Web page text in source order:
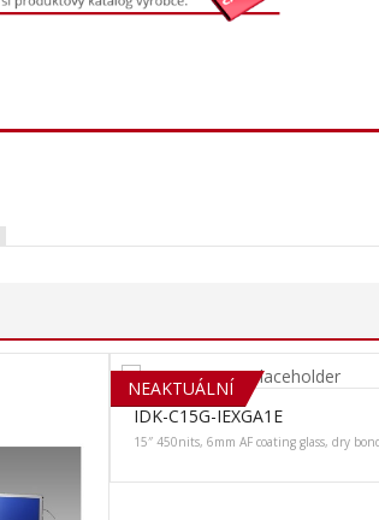
NEAKTUÁLNÍ
IDK-C15G-IEXGA1E
15″ 450nits, 6mm AF coating glass, dry